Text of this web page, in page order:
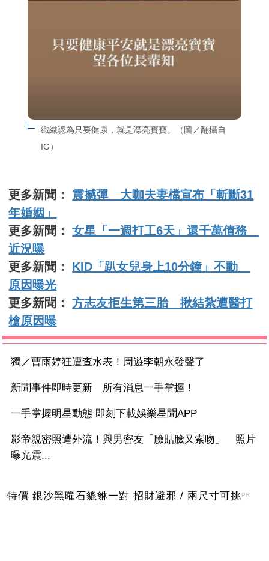
織織認為只要健康，就是漂亮寶寶。（圖／翻攝自
IG）
更多新聞： 震撼彈 大咖夫妻檔宣布「斬斷31
年婚姻」
更多新聞：女星「一週打工6天」還千萬債務
近況曝
更多新聞： KID「趴女兒身上10分鐘」不動
原因曝光
更多新聞：方志友拒生第三胎 揪結紮遭醫打
槍原因曝
獨／曹雨婷狂遭查水表！周遊李朝永發聲了
新聞事件即時更新 所有消息一手掌握！
一手掌握明星動態 即刻下載娛樂星聞APP
影帝親密照遭外流！與男密友「臉貼臉又索吻」 照片
曝光震...
特價 銀沙黑曜石貔貅一對 招財避邪 / 兩尺寸可挑PR